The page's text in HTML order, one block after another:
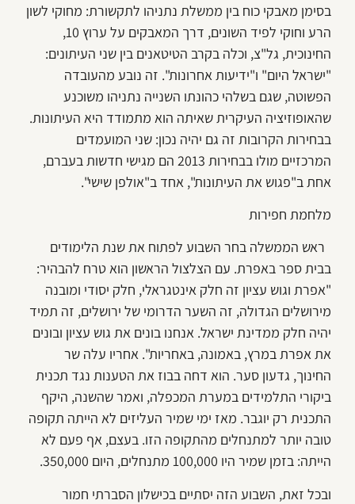
בסימן מאבקי כוח בין ממשלת נתניהו לתקשורת: מחוקי לשון
הרע וחוקי לפיד השונים, דרך המאבקים על ערוץ 10,
החינוכית, גל"צ, וכלה בקרב הטיטאנים בין שני העיתונים:
"ישראל היום" ו"ידיעות אחרונות". זה נובע מהעובדה
הפשוטה, שגם בשלהי כהונתו השנייה נתניהו משוכנע
שהאופוזיציה העיקרית שאיתה הוא מתמודד היא העיתונות.
בבחירות הקרובות זה גם יהיה נכון: שני המועמדים
המרכזיים מולו בבחירות 2013 הם מגישי חדשות בעברם,
אחת ב"פגוש את העיתונות", אחד ב"אולפן שישי".
מלחמת חפירות
ראש הממשלה בחר השבוע לפתוח את שנת הלימודים
בבית ספר באפרת. עם הצלצול הראשון הוא טרח להבהיר:
"אפרת וגוש עציון זה חלק אינטגראלי, חלק יסודי ומובנה
מירושלים הגדולה, זה השער הדרומי של ירושלים, זה תמיד
יהיה חלק ממדינת ישראל. אנחנו בונים את גוש עציון ובונים
את אפרת במרץ, באמונה, באחריות". אחריו עלה שר
החינוך, גדעון סער. הוא דחה בבוז את הטענות נגד תכנית
ביקורי התלמידים במערת המכפלה, ואמר שהשנה, היקף
התכנית רק יוגבר. מאז ימי שמיר העליזים לא הייתה תקופה
טובה יותר למתנחלים מהתקופה הזו. בעצם, אף פעם לא
הייתה: בזמן שמיר היו 100,000 מתנחלים, היום 350,000.
ובכל זאת, השבוע הזה יסתיים בכישלון הסברתי חמור